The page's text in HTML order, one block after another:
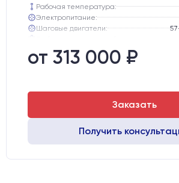
Рабочая температура:
Электропитание:
Шаговые двигатели:
Направляющие оси Y:
Направляющие оси Х:
от 313 000 ₽
Заказать
Получить